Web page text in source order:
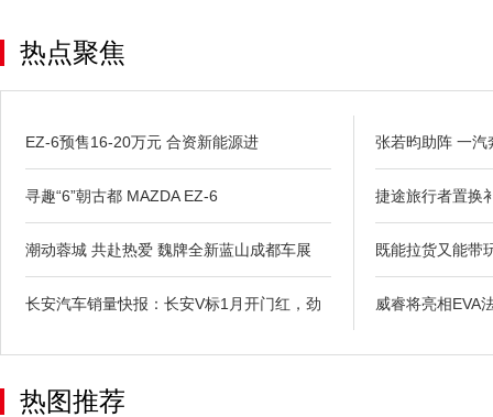
热点聚焦
EZ-6预售16-20万元 合资新能源进
寻趣“6”朝古都 MAZDA EZ-6
潮动蓉城 共赴热爱 魏牌全新蓝山成都车展
长安汽车销量快报：长安V标1月开门红，劲
张若昀助阵 一汽
捷途旅行者置换
既能拉货又能带
威睿将亮相EVA
热图推荐